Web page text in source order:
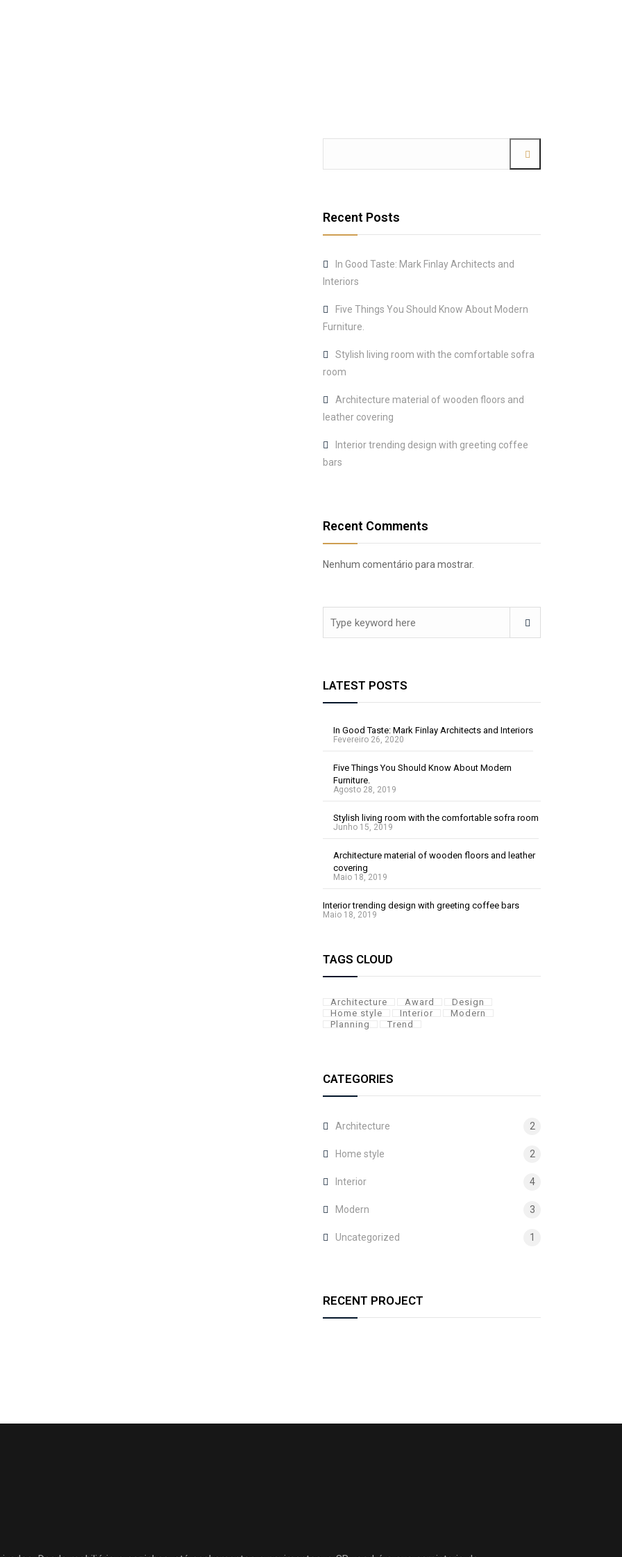
Recent Posts
In Good Taste: Mark Finlay Architects and
Interiors
Five Things You Should Know About Modern
Furniture.
Stylish living room with the comfortable sofra
room
Architecture material of wooden floors and
leather covering
Interior trending design with greeting coffee
bars
Recent Comments
Nenhum comentário para mostrar.
LATEST POSTS
In Good Taste: Mark Finlay Architects and Interiors
Fevereiro 26, 2020
Five Things You Should Know About Modern
Furniture.
Agosto 28, 2019
Stylish living room with the comfortable sofra room
Junho 15, 2019
Architecture material of wooden floors and leather
covering
Maio 18, 2019
Interior trending design with greeting coffee bars
Maio 18, 2019
TAGS CLOUD
Architecture Award
Design
Home style
Interior
Modern
Planning
Trend
CATEGORIES
Architecture 2
Home style 2
Interior 4
Modern 3
Uncategorized 1
RECENT PROJECT